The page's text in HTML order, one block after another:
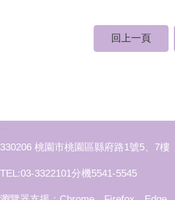
回上一頁
:::
330206 桃園市桃園區縣府路1號5、7樓
TEL:03-3322101分機5541-5545